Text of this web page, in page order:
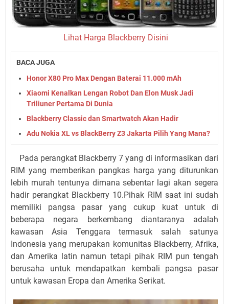
Lihat Harga Blackberry Disini
BACA JUGA
Honor X80 Pro Max Dengan Baterai 11.000 mAh
Xiaomi Kenalkan Lengan Robot Dan Elon Musk Jadi
Triliuner Pertama Di Dunia
Blackberry Classic dan Smartwatch Akan Hadir
Adu Nokia XL vs BlackBerry Z3 Jakarta Pilih Yang Mana?
Pada perangkat Blackberry 7 yang di informasikan dari
RIM yang memberikan pangkas harga yang diturunkan
lebih murah tentunya dimana sebentar lagi akan segera
hadir perangkat Blackberry 10.Pihak RIM saat ini sudah
memiliki pangsa pasar yang cukup kuat untuk di
beberapa negara berkembang diantaranya adalah
kawasan Asia Tenggara termasuk salah satunya
Indonesia yang merupakan komunitas Blackberry, Afrika,
dan Amerika latin namun tetapi pihak RIM pun tengah
berusaha untuk mendapatkan kembali pangsa pasar
untuk kawasan Eropa dan Amerika Serikat.